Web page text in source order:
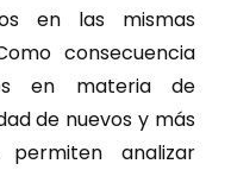
en las mismas
consecuencia
en materia de
de nuevos y más
analizar